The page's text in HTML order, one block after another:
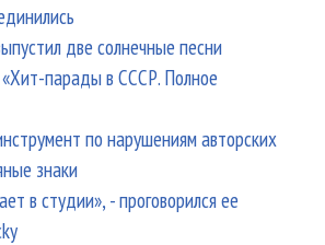
две солнечные песни
парады в СССР. Полное
по нарушениям авторских
знаки
в студии», - проговорился ее